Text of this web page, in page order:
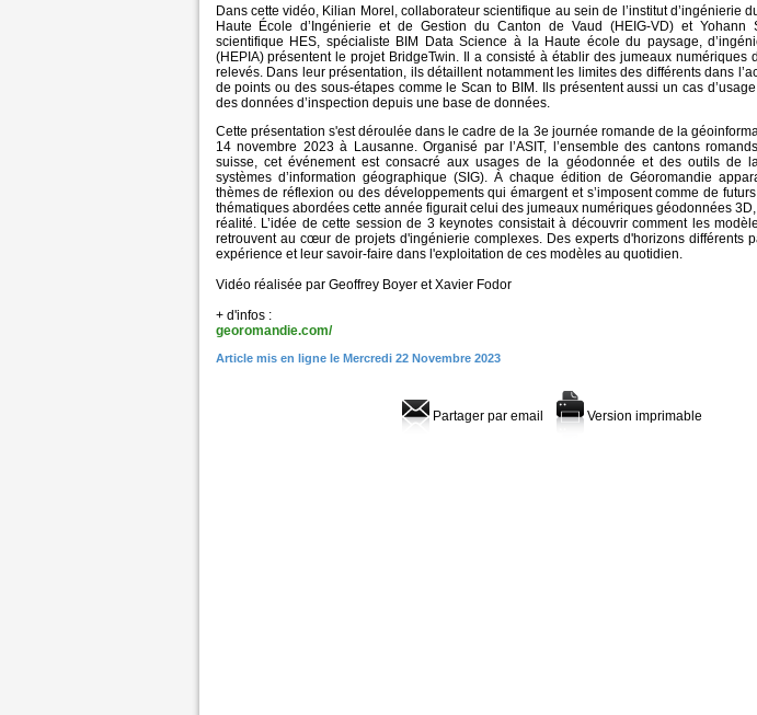
Dans cette vidéo, Kilian Morel, collaborateur scientifique au sein de l’institut d’ingénierie
Haute École d’Ingénierie et de Gestion du Canton de Vaud (HEIG-VD) et Yohann
scientifique HES, spécialiste BIM Data Science à la Haute école du paysage,
(HEPIA) présentent le projet BridgeTwin. Il a consisté à établir des jumeaux numériques
relevés. Dans leur présentation, ils détaillent notamment les limites des différents dans
de points ou des sous-étapes comme le Scan to BIM. Ils présentent aussi un cas d’usage
des données d’inspection depuis une base de données.
Cette présentation s'est déroulée dans le cadre de la 3e journée romande de la
14 novembre 2023 à Lausanne. Organisé par l’ASIT, l’ensemble des cantons
suisse, cet événement est consacré aux usages de la géodonnée et des outils de
systèmes d’information géographique (SIG). À chaque édition de Géoromandie
thèmes de réflexion ou des développements qui émargent et s’imposent comme de
thématiques abordées cette année figurait celui des jumeaux numériques géodonnées
réalité. L’idée de cette session de 3 keynotes consistait à découvrir comment les
retrouvent au cœur de projets d'ingénierie complexes. Des experts d'horizons différents
expérience et leur savoir-faire dans l'exploitation de ces modèles au quotidien.
Vidéo réalisée par Geoffrey Boyer et Xavier Fodor
+ d'infos :
georomandie.com/
Article mis en ligne le Mercredi 22 Novembre 2023
Partager par email Version imprimable